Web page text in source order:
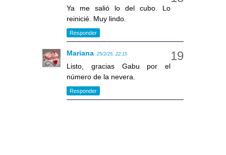
Ya me salió lo del cubo. Lo
reinicié. Muy lindo.
Responder
Mariana 25/2/25, 22:15
Listo, gracias Gabu por el
número de la nevera.
Responder